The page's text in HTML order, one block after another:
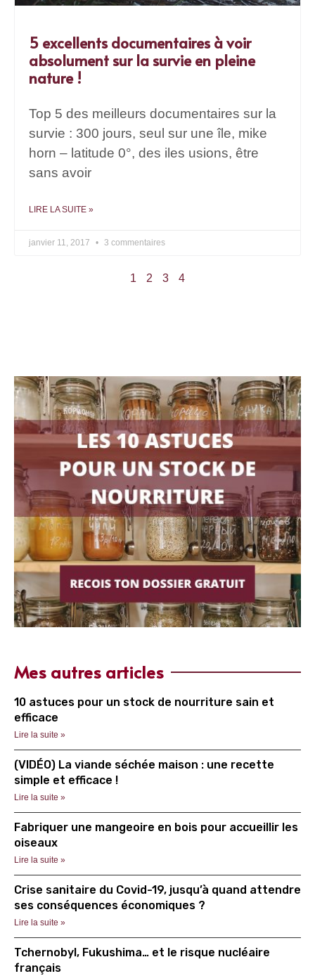
5 excellents documentaires à voir
absolument sur la survie en pleine
nature !
Top 5 des meilleurs documentaires sur la
survie : 300 jours, seul sur une île, mike
horn – latitude 0°, des iles usions, être
sans avoir
LIRE LA SUITE »
janvier 11, 2017 3 commentaires
1 2 3 4
Mes autres articles
10 astuces pour un stock de nourriture sain et
efficace
Lire la suite »
(VIDÉO) La viande séchée maison : une recette
simple et efficace !
Lire la suite »
Fabriquer une mangeoire en bois pour accueillir les
oiseaux
Lire la suite »
Crise sanitaire du Covid-19, jusqu’à quand attendre
ses conséquences économiques ?
Lire la suite »
Tchernobyl, Fukushima… et le risque nucléaire
français